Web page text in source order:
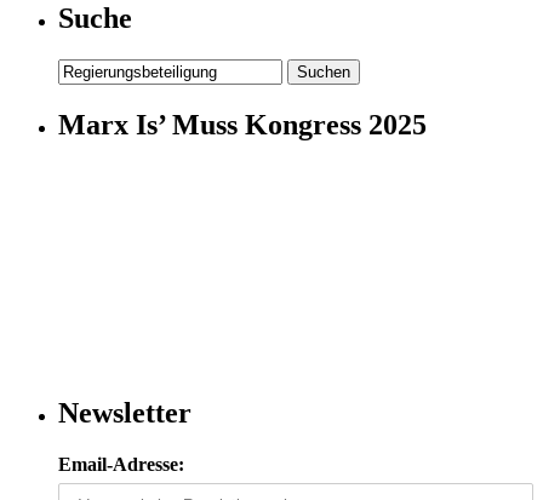
Suche
Suchen
nach:
Marx Is’ Muss Kongress 2025
Newsletter
Email-Adresse: